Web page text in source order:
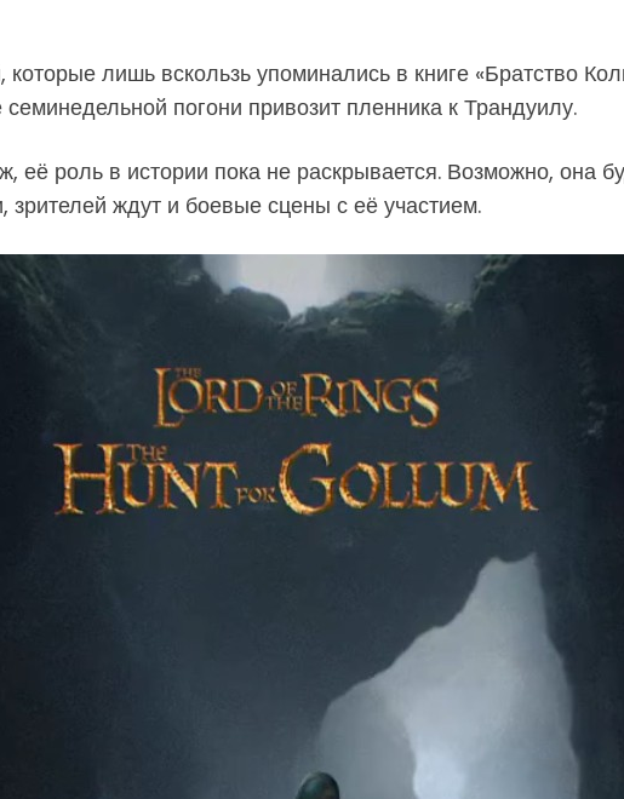
лишь вскользь упоминались в книге «Братство
погони привозит пленника к Трандуилу.
роль в истории пока не раскрывается. Возможно, она
ждут и боевые сцены с её участием.